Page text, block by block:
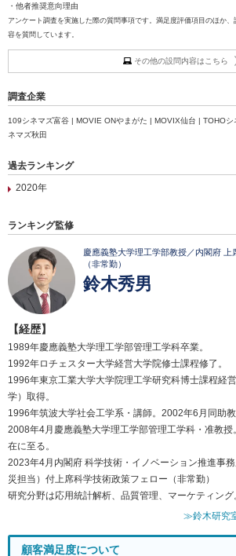
・他者推奨意向理由
アンケート調査を実施した際の質問事項です。満足度評価項目のほか
容を質問しています。
その他の設問内容はこちら
調査企業
109シネマズ富谷 | MOVIE ONやまがた | MOVIX仙台 | TOHOシ
ネマズ秋田
過去ランキング
2020年
ランキング監修
慶應義塾大学理工学部教授／内閣府 上
（非常勤）
鈴木秀男
【経歴】
1989年慶應義塾大学理工学部管理工学科卒業。
1992年ロチェスター大学経営大学院修士課程修了。
1996年東京工業大学大学院理工学研究科博士課程経
学）取得。
1996年筑波大学社会工学系・講師。2002年6月同助教
2008年4月慶應義塾大学理工学部管理工学科・准教
在に至る。
2023年4月内閣府 科学技術・イノベーション推進事
災担当）付上席科学技術政策フェロー（非常勤）
研究分野は応用統計解析、品質管理、マーケティング
≫鈴木研究
顧客満足度について